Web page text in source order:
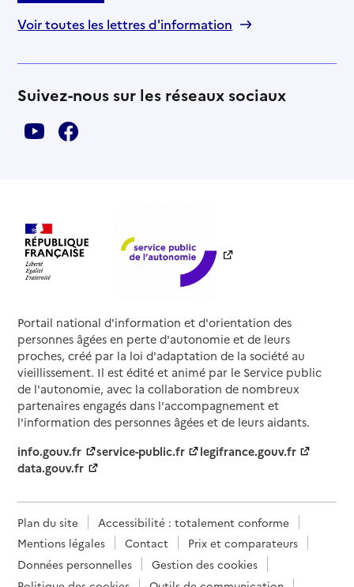
Voir toutes les lettres d'information
Suivez-nous sur les réseaux sociaux
Portail national d'information et d'orientation des
personnes âgées en perte d'autonomie et de leurs
proches, créé par la loi d'adaptation de la société au
vieillissement. Il est édité et animé par le Service public
de l'autonomie, avec la collaboration de nombreux
partenaires engagés dans l'accompagnement et
l'information des personnes âgées et de leurs aidants.
info.gouv.fr
service-public.fr
legifrance.gouv.fr
data.gouv.fr
Plan du site
Accessibilité : totalement conforme
Mentions légales
Contact
Prix et comparateurs
Données personnelles
Gestion des cookies